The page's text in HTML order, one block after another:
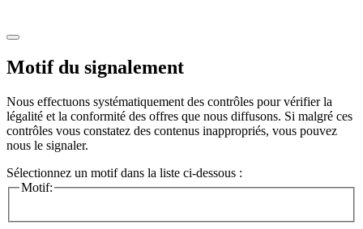
Motif du signalement
Nous effectuons systématiquement des contrôles pour vérifier la
légalité et la conformité des offres que nous diffusons. Si malgré ces
contrôles vous constatez des contenus inappropriés, vous pouvez
nous le signaler.
Sélectionnez un motif dans la liste ci-dessous :
Motif: